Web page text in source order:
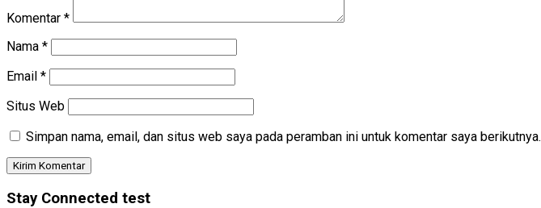
Komentar *
Nama *
Email *
Situs Web
Simpan nama, email, dan situs web saya pada peramban ini untuk komentar saya berikutnya.
Stay Connected test